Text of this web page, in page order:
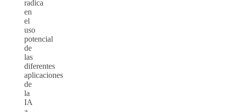
radica
en
el
uso
potencial
de
las
diferentes
aplicaciones
de
la
IA